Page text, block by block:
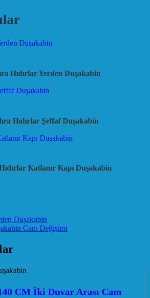
Hıdırlar Yerden Duşakabin
Hıdırlar Şeffaf Duşakabin
Katlanır Kapı Duşakabin
Duşakabin
Cam Değişimi
CM İki Duvar Arası Cam